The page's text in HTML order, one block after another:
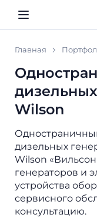
Главная
Wilson
дизельных
Wilson
генераторов и
устройства
сервисного
консультацию.